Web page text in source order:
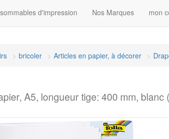
d'impression Nos Marques mon
bricoler Articles en papier, à décorer
A5, longueur tige: 400 mm, blanc